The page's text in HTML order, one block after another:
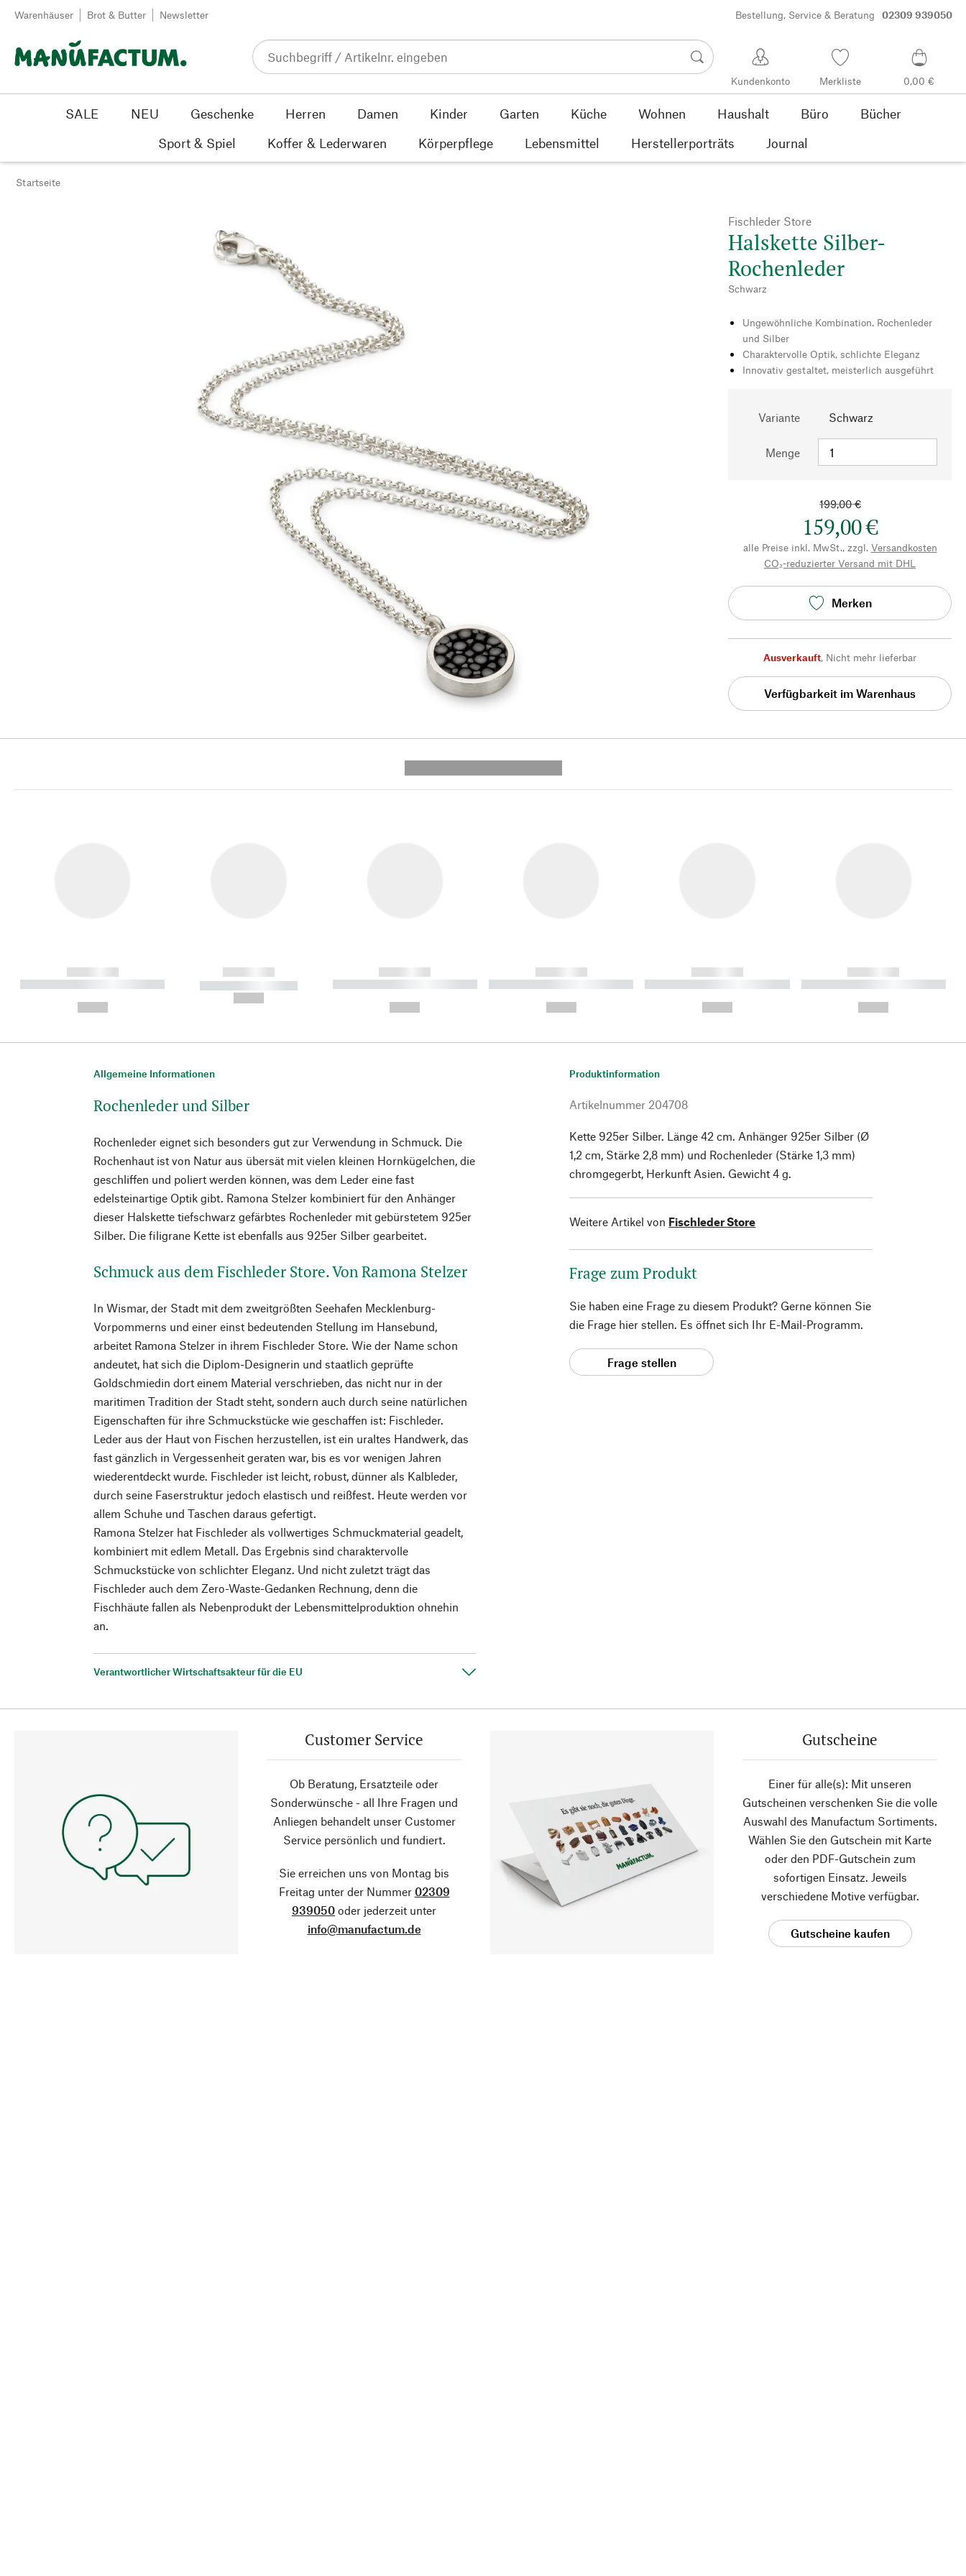
Zum Inhalt springen
Warenhäuser Brot & Butter Newsletter Bestellung, Service & Beratung 02309 939050
Kundenkonto Merkliste 0,00 €
SALE NEU Geschenke Herren Damen Kinder Garten Küche Wohnen Haushalt Büro
Bücher
Sport & Spiel
Koffer & Lederwaren Körperpflege Lebensmittel Herstellerporträts Journal
Startseite
Fischleder Store
Halskette Silber-
Rochenleder
Schwarz
Ungewöhnliche Kombination. Rochenleder
und Silber
Charaktervolle Optik, schlichte Eleganz
Innovativ gestaltet, meisterlich ausgeführt
Variante Schwarz
Menge
199,00 €
159,00 €
alle Preise inkl. MwSt., zzgl. Versandkosten
CO₂-reduzierter Versand mit DHL
Merken
Ausverkauft, Nicht mehr lieferbar
Verfügbarkeit im Warenhaus
------------
----------- ----------- ----------
------------
----------- -----------
------------
----------- ----------- ----------
------------
----------- ----------- ----------
------------
----------- ----------- ----------
------------
----------- ----------- ----------
Allgemeine Informationen
Rochenleder und Silber
Rochenleder eignet sich besonders gut zur Verwendung in Schmuck. Die
Rochenhaut ist von Natur aus übersät mit vielen kleinen Hornkügelchen, die
geschliffen und poliert werden können, was dem Leder eine fast
edelsteinartige Optik gibt. Ramona Stelzer kombiniert für den Anhänger
dieser Halskette tiefschwarz gefärbtes Rochenleder mit gebürstetem 925er
Silber. Die filigrane Kette ist ebenfalls aus 925er Silber gearbeitet.
Schmuck aus dem Fischleder Store. Von Ramona Stelzer
In Wismar, der Stadt mit dem zweitgrößten Seehafen Mecklenburg-
Vorpommerns und einer einst bedeutenden Stellung im Hansebund,
arbeitet Ramona Stelzer in ihrem Fischleder Store. Wie der Name schon
andeutet, hat sich die Diplom-Designerin und staatlich geprüfte
Goldschmiedin dort einem Material verschrieben, das nicht nur in der
maritimen Tradition der Stadt steht, sondern auch durch seine natürlichen
Eigenschaften für ihre Schmuckstücke wie geschaffen ist: Fischleder.
Leder aus der Haut von Fischen herzustellen, ist ein uraltes Handwerk, das
fast gänzlich in Vergessenheit geraten war, bis es vor wenigen Jahren
wiederentdeckt wurde. Fischleder ist leicht, robust, dünner als Kalbleder,
durch seine Faserstruktur jedoch elastisch und reißfest. Heute werden vor
allem Schuhe und Taschen daraus gefertigt.
Ramona Stelzer hat Fischleder als vollwertiges Schmuckmaterial geadelt,
kombiniert mit edlem Metall. Das Ergebnis sind charaktervolle
Schmuckstücke von schlichter Eleganz. Und nicht zuletzt trägt das
Fischleder auch dem Zero-Waste-Gedanken Rechnung, denn die
Fischhäute fallen als Nebenprodukt der Lebensmittelproduktion ohnehin
an.
Verantwortlicher Wirtschaftsakteur für die EU
Produktinformation
Artikelnummer 204708
Kette 925er Silber. Länge 42 cm. Anhänger 925er Silber (Ø
1,2 cm, Stärke 2,8 mm) und Rochenleder (Stärke 1,3 mm)
chromgegerbt, Herkunft Asien. Gewicht 4 g.
Weitere Artikel von Fischleder Store
Frage zum Produkt
Sie haben eine Frage zu diesem Produkt? Gerne können Sie
die Frage hier stellen. Es öffnet sich Ihr E-Mail-Programm.
Frage stellen
Customer Service
Ob Beratung, Ersatzteile oder
Sonderwünsche - all Ihre Fragen und
Anliegen behandelt unser Customer
Service persönlich und fundiert.
Sie erreichen uns von Montag bis
Freitag unter der Nummer 02309
939050 oder jederzeit unter
info@manufactum.de
Gutscheine
Einer für alle(s): Mit unseren
Gutscheinen verschenken Sie die volle
Auswahl des Manufactum Sortiments.
Wählen Sie den Gutschein mit Karte
oder den PDF-Gutschein zum
sofortigen Einsatz. Jeweils
verschiedene Motive verfügbar.
Gutscheine kaufen